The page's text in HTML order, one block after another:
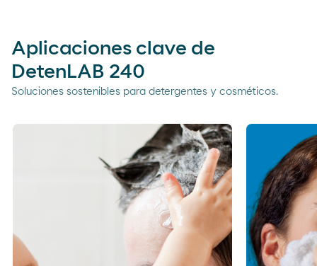
Aplicaciones clave de
DetenLAB 240
Soluciones sostenibles para detergentes y cosméticos.